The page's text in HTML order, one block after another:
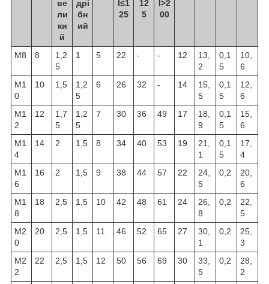
ве
ли
ки
й
дрі
бн
ий
l≤1
25
12
5
l>2
00
М8 8
1,2
5
1 5 22 - - 12
13,
2
0,1
5
10,
6
М1
0
10 1,5
1,2
5
6 26 32 - 14
15,
5
0,1
5
12,
6
М1
2
12
1,7
5
1,2
5
7 30 36 49 17
18,
9
0,1
5
15,
6
М1
4
14 2 1,5 8 34 40 53 19
21,
1
0,1
5
17,
4
М1
6
16 2 1,5 9 38 44 57 22
24,
5
0,2
20,
6
М1
8
18 2,5 1,5 10 42 48 61 24
26,
8
0,2
22,
5
М2
0
20 2,5 1,5 11 46 52 65 27
30,
1
0,2
25,
3
М2
2
22 2,5 1,5 12 50 56 69 30
33,
5
0,2
28,
2